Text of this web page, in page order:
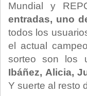
Mundial y
entradas, uno
todos los
el actual
sorteo son los
Ibáñez, Alicia,
Y suerte al resto